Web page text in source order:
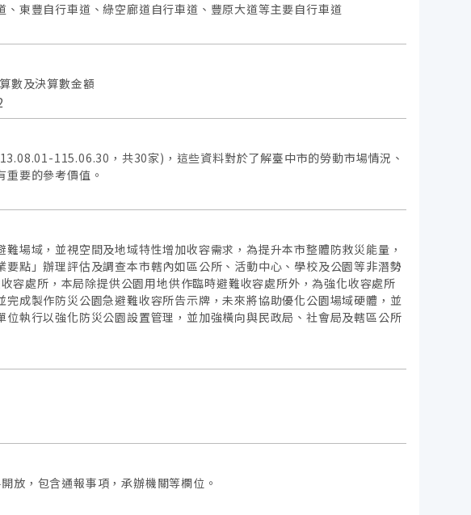
東豐自行車道、綠空廊道自行車道、豐原大道等主要自行車道
數及決算數金額
115.06.30，共30家)，這些資料對於了解臺中市的勞動市場情況、
要的參考價值。
場域，並視空間及地域特性增加收容需求，為提升本市整體防救災能量，
點」辦理評估及調查本市轄內如區公所、活動中心、學校及公園等非潛勢
容處所，本局除提供公園用地供作臨時避難收容處所外，為強化收容處所
成製作防災公園急避難收容所告示牌，未來將協助優化公園場域硬體，並
執行以強化防災公園設置管理，並加強橫向與民政局、社會局及轄區公所
放，包含通報事項，承辦機關等欄位。